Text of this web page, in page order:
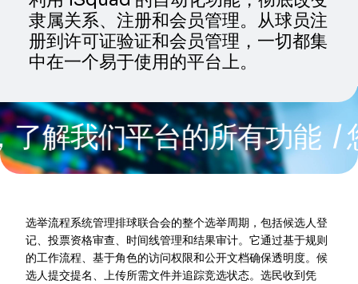
隶属关系、注册和会员管理。从球员注
册到许可证验证和会员管理，一切都集
中在一个易于使用的平台上。
我们平台的所有功能/ 您
选举流程系统管理排球联合会的整个选举周期，包括候选人登
记、投票资格审查、时间线管理和结果审计。它通过基于规则
的工作流程、基于角色的访问权限和公开文档确保透明度。候
选人提交提名、上传所需文件并追踪竞选状态。选民收到凭